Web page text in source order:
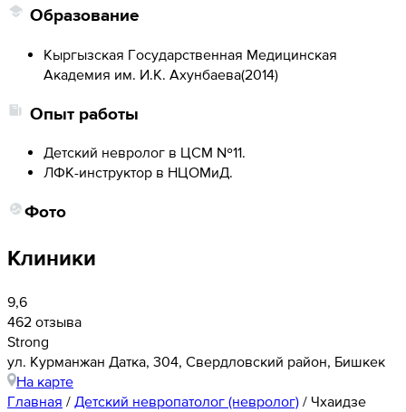
Образование
Кыргызская Государственная Медицинская
Академия им. И.К. Ахунбаева(2014)
Опыт работы
Детский невролог в ЦСМ №11.
ЛФК-инструктор в НЦОМиД.
Фото
Клиники
9,6
462 отзыва
Strong
ул. Курманжан Датка, 304, Свердловский район, Бишкек
На карте
Главная / Детский невропатолог (невролог) / Чхаидзе